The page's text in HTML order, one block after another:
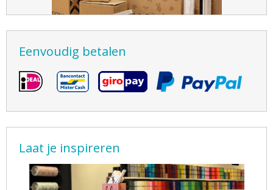
Eenvoudig betalen
Laat je inspireren